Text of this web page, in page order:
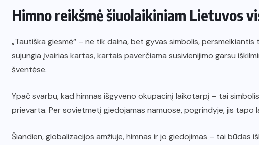
Himno reikšmė šiuolaikiniam Lietuvos
„Tautiška giesmė“ – ne tik daina, bet gyvas simbolis,
sujungia įvairias kartas, kartais paverčiama susivienijimo garsu
šventėse.
Ypač svarbu, kad himnas išgyveno okupacinį laikotarpį – tai
prievarta. Per sovietmetį giedojamas namuose, pogrindyje, jis tapo
Šiandien, globalizacijos amžiuje, himnas ir jo giedojimas – tai